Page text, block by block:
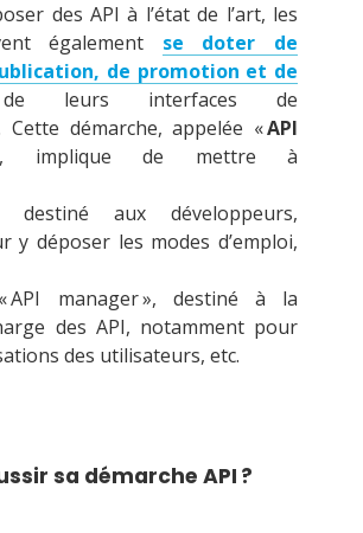
des API à l’état de l’art, les
également se doter de
de promotion et de
leurs interfaces de
Cette démarche, appelée «API
implique de mettre à
aux développeurs,
y déposer les modes d’emploi,
manager », destiné à la
des API, notamment pour
des utilisateurs, etc.
sa démarche API ?